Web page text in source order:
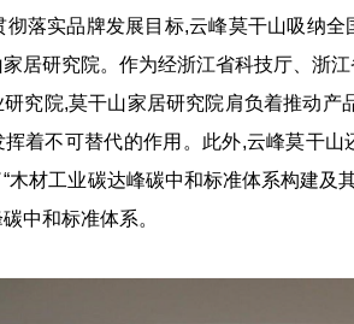
实品牌发展目标,云峰莫干山吸纳全
居研究院。作为经浙江省科技厅、浙
研究院,莫干山家居研究院肩负着推动产
着不可替代的作用。此外,云峰莫干
木材工业碳达峰碳中和标准体系构建及
中和标准体系。